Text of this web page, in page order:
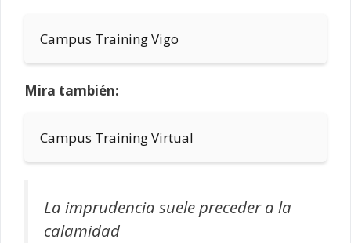
Campus Training Vigo
Mira también:
Campus Training Virtual
La imprudencia suele preceder a la
calamidad